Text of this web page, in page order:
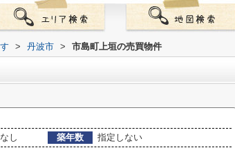
> 丹波市 > 市島町上垣の売買物件
し 築年数
指定しない